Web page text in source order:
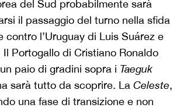
del Sud probabilmente sarà
il passaggio del turno nella sfida
contro l’Uruguay di Luis Suárez e
Il Portogallo di Cristiano Ronaldo
paio di gradini sopra i Taeguk
sarà tutto da scoprire. La Celeste,
una fase di transizione e non